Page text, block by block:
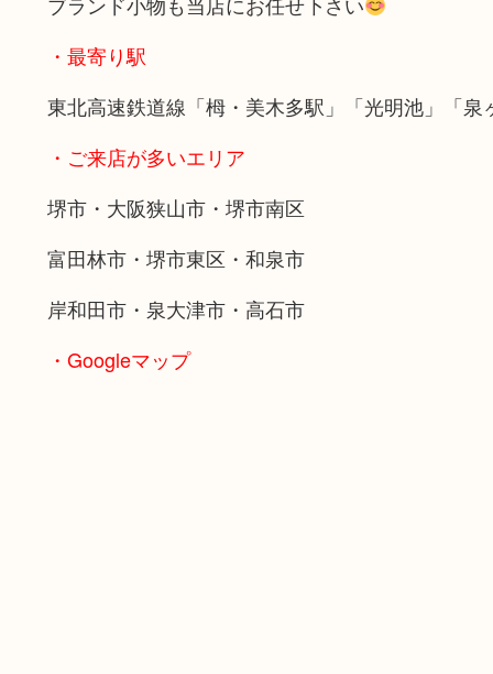
・最寄り駅
東北高速鉄道線「栂・美木多駅」「光明池」「泉
・ご来店が多いエリア
堺市・大阪狭山市・堺市南区
富田林市・堺市東区・和泉市
岸和田市・泉大津市・高石市
・Googleマップ